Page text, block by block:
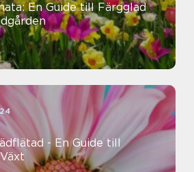
En Guide till Färgglad
- En Guide till